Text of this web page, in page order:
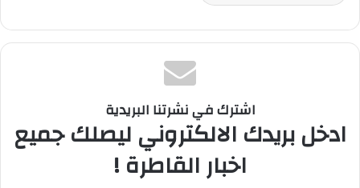
اشترك في نشرتنا البريدية
ادخل بريدك الالكتروني ليصلك جميع
اخبار القاطرة !